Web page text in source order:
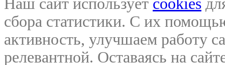
Наш сайт использует cookies
сбора статистики. С их
активность, улучшаем работу
релевантной. Оставаясь на